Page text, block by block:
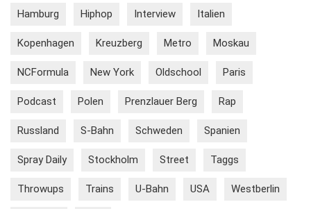
Hamburg Hiphop Interview Italien
Kopenhagen Kreuzberg Metro Moskau
NCFormula New York Oldschool Paris
Podcast Polen Prenzlauer Berg Rap
Russland S-Bahn Schweden Spanien
Spray Daily Stockholm Street Taggs
Throwups Trains U-Bahn USA Westberlin